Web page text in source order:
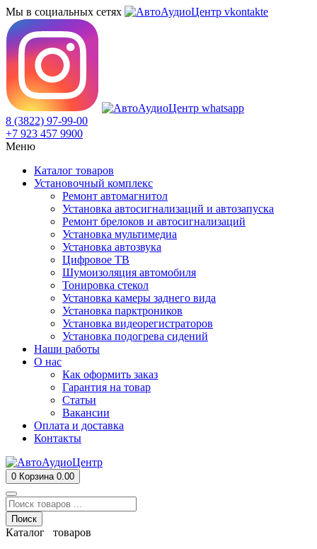
Мы в социальных сетях
8 (3822) 97-99-00
+7 923 457 9900
Меню
Каталог товаров
Установочный комплекс
Ремонт автомагнитол
Установка автосигнализаций и автозапуска
Ремонт брелоков и автосигнализаций
Установка мультимедиа
Установка автозвука
Цифровое ТВ
Шумоизоляция автомобиля
Тонировка стекол
Установка камеры заднего вида
Установка парктроников
Установка видеорегистраторов
Установка подогрева сидений
Наши работы
О нас
Как оформить заказ
Гарантия на товар
Статьи
Вакансии
Оплата и доставка
Контакты
0 Корзина 0.00
Поиск
Каталог товаров